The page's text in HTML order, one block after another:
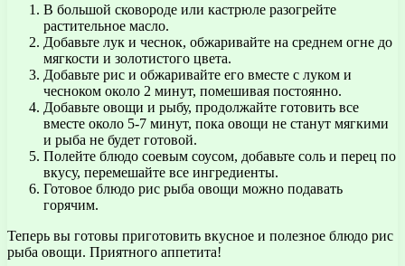
В большой сковороде или кастрюле разогрейте
растительное масло.
Добавьте лук и чеснок, обжаривайте на среднем огне до
мягкости и золотистого цвета.
Добавьте рис и обжаривайте его вместе с луком и
чесноком около 2 минут, помешивая постоянно.
Добавьте овощи и рыбу, продолжайте готовить все
вместе около 5-7 минут, пока овощи не станут мягкими
и рыба не будет готовой.
Полейте блюдо соевым соусом, добавьте соль и перец по
вкусу, перемешайте все ингредиенты.
Готовое блюдо рис рыба овощи можно подавать
горячим.
Теперь вы готовы приготовить вкусное и полезное блюдо рис
рыба овощи. Приятного аппетита!